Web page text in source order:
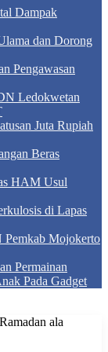
Dampak
dan Dorong
Pengawasan
Ledokwetan
Juta Rupiah
Beras
HAM Usul
di Lapas
Mojokerto
Permainan
Pada Gadget
ala